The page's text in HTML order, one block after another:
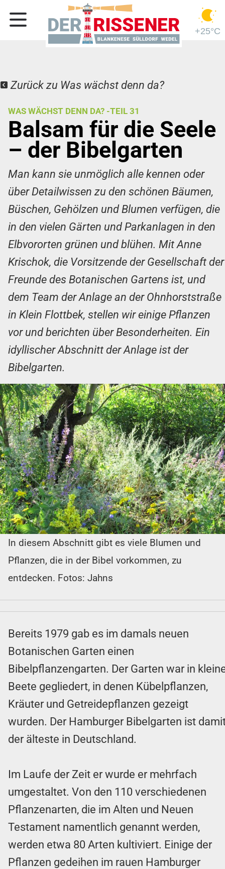
+25°C
Zurück zu Was wächst denn da?
WAS WÄCHST DENN DA? -TEIL 31
Balsam für die Seele
– der Bibelgarten
Man kann sie unmöglich alle kennen oder
über Detailwissen zu den schönen Bäumen,
Büschen, Gehölzen und Blumen verfügen, die
in den vielen Gärten und Parkanlagen in den
Elbvororten grünen und blühen. Mit Anne
Krischok, die Vorsitzende der Gesellschaft der
Freunde des Botanischen Gartens ist, und
dem Team der Anlage an der Ohnhorststraße
in Klein Flottbek, stellen wir einige Pflanzen
vor und berichten über Besonderheiten. Ein
idyllischer Abschnitt der Anlage ist der
Bibelgarten.
In diesem Abschnitt gibt es viele Blumen und
Pflanzen, die in der Bibel vorkommen, zu
entdecken. Fotos: Jahns
Bereits 1979 gab es im damals neuen
Botanischen Garten einen
Bibelpflanzengarten. Der Garten war in
Beete gegliedert, in denen Kübelpflanzen,
Kräuter und Getreidepflanzen gezeigt
wurden. Der Hamburger Bibelgarten ist
der älteste in Deutschland.
Im Laufe der Zeit er wurde er mehrfach
umgestaltet. Von den 110 verschiedenen
Pflanzenarten, die im Alten und Neuen
Testament namentlich genannt werden,
werden etwa 80 Arten kultiviert. Einige der
Pflanzen gedeihen im rauen Hamburger